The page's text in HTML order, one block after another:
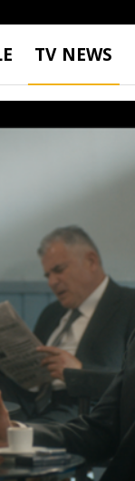
TV NEWS